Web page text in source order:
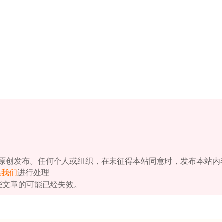
发布。任何个人或组织，在未征得本站同意时，发布本站内
们进行处理
文章的可能已经失效。